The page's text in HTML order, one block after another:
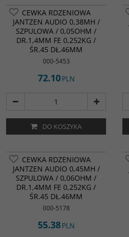
CEWKA RDZENIOWA
JANTZEN AUDIO 0,38MH /
SZPULOWA / 0,05OHM /
DR.1,4MM FE 0,252KG /
ŚR.45 DŁ.46MM
000-5453
72.10PLN
DO KOSZYKA
CEWKA RDZENIOWA
JANTZEN AUDIO 0,45MH /
SZPULOWA / 0,06OHM /
DR.1,4MM FE 0,252KG /
ŚR.45 DŁ.46MM
000-5178
55.38PLN